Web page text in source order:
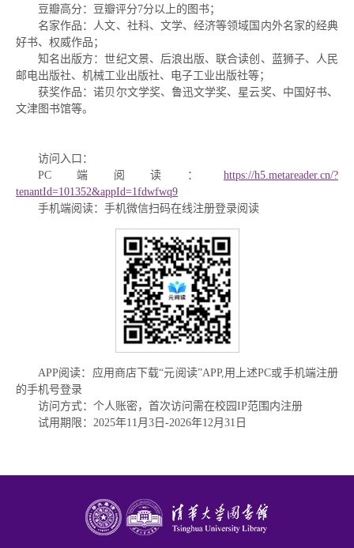
豆瓣高分：豆瓣评分7分以上的图书；
名家作品：人文、社科、文学、经济等领域国内外名家的经典
好书、权威作品；
知名出版方：世纪文景、后浪出版、联合读创、蓝狮子、人民
邮电出版社、机械工业出版社、电子工业出版社等；
获奖作品：诺贝尔文学奖、鲁迅文学奖、星云奖、中国好书、
文津图书馆等。
访问入口：
PC端阅读： https://h5.metareader.cn/?
tenantId=101352&appId=1fdwfwq9
手机端阅读：手机微信扫码在线注册登录阅读
APP阅读：应用商店下载“元阅读”APP,用上述PC或手机端注册
的手机号登录
访问方式：个人账密，首次访问需在校园IP范围内注册
试用期限：2025年11月3日-2026年12月31日